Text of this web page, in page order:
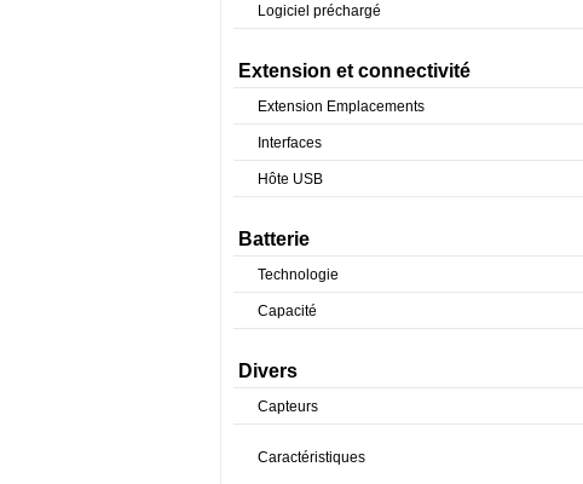
Logiciel préchargé
Extension et connectivité
Extension Emplacements
Interfaces
Hôte USB
Batterie
Technologie
Capacité
Divers
Capteurs
Caractéristiques